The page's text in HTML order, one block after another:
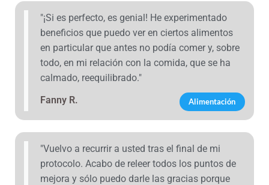
"¡Si es perfecto, es genial! He experimentado
beneficios que puedo ver en ciertos alimentos
en particular que antes no podía comer y, sobre
todo, en mi relación con la comida, que se ha
calmado, reequilibrado."
Fanny R.
Alimentación
"Vuelvo a recurrir a usted tras el final de mi
protocolo. Acabo de releer todos los puntos de
mejora y sólo puedo darle las gracias porque